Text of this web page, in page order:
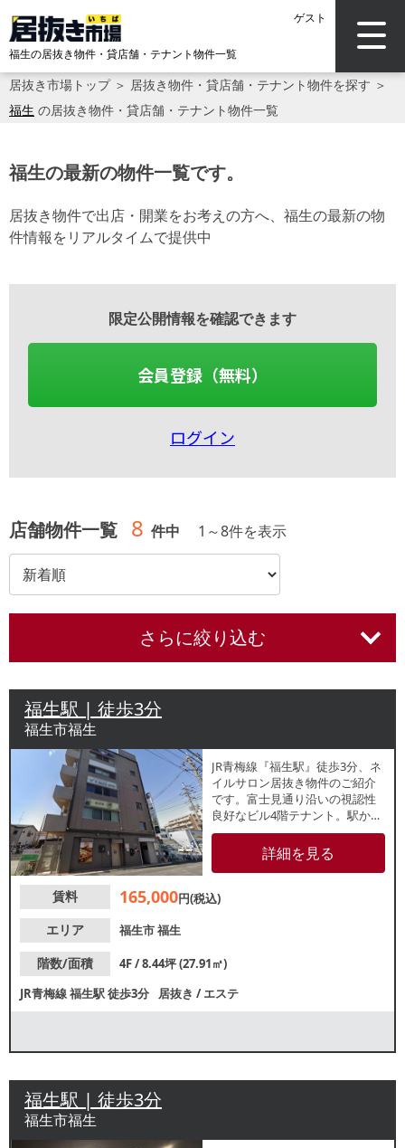
ゲスト
福生の居抜き物件・貸店舗・テナント物件一覧
居抜き市場トップ＞ 居抜き物件・貸店舗・テナント物件を探す ＞
福生 の居抜き物件・貸店舗・テナント物件一覧
福生の最新の物件一覧です。
居抜き物件で出店・開業をお考えの方へ、福生の最新の物
件情報をリアルタイムで提供中
限定公開情報を確認できます
会員登録（無料）
ログイン
店舗物件一覧 8 件中 1 ～8件を表示
さらに絞り込む
福生駅 | 徒歩3分
福生市福生
JR青梅線『福生駅』徒歩3分、ネ
イルサロン居抜き物件のご紹介
です。富士見通り沿いの視認性
良好なビル4階テナント。駅から
もアクセス良好で通いやすい立
地です。美容サロンや物販店な
どにもおすすめ！諸条件等、お
詳細を見る
賃料 165,000円(税込)
エリア
福生市福生
階数/面積
4F / 8.44坪 (27.91㎡)
JR青梅線福生駅徒歩3分 居抜き /エステ
福生駅 | 徒歩3分
福生市福生